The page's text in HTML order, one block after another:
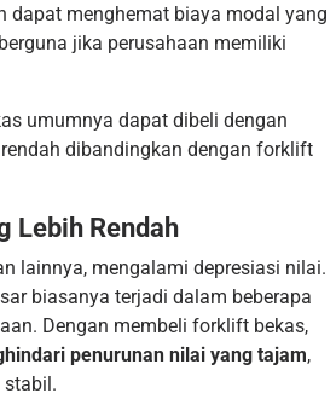
dapat menghemat biaya modal yang
jika perusahaan memiliki
umumnya dapat dibeli dengan
dibandingkan dengan forklift
Lebih Rendah
lainnya, mengalami depresiasi nilai.
biasanya terjadi dalam beberapa
Dengan membeli forklift bekas,
penurunan nilai yang tajam,
stabil.